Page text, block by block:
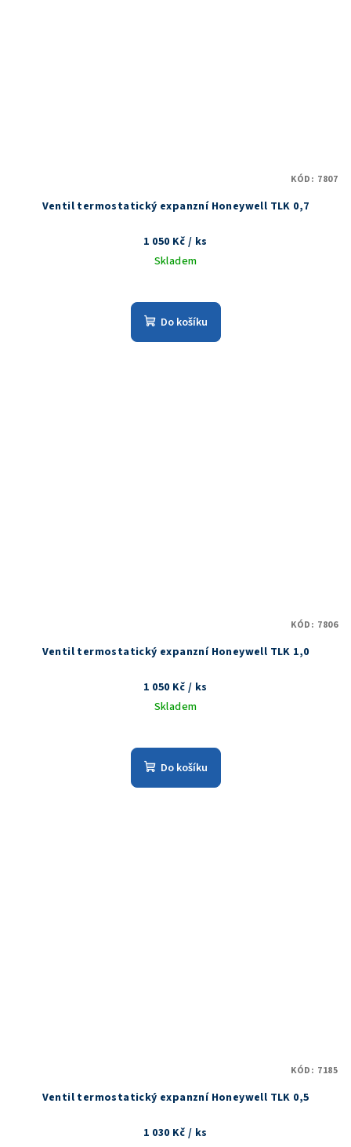
Ventil termostatický expanzní Honeywell TLK 0,7
1 050 Kč / ks
Skladem
Do košíku
KÓD: 7807
Ventil termostatický expanzní Honeywell TLK 1,0
1 050 Kč / ks
Skladem
Do košíku
KÓD: 7806
Ventil termostatický expanzní Honeywell TLK 0,5
1 030 Kč / ks
KÓD: 7185